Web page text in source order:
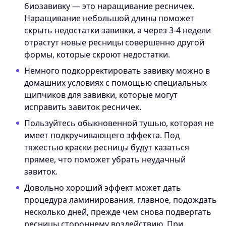
биозавивку — это наращивание ресничек.
Наращивание небольшой длины поможет
скрыть недостатки завивки, а через 3-4 недели
отрастут новые ресницы совершенно другой
формы, которые скроют недостатки.
Немного подкорректировать завивку можно в
домашних условиях с помощью специальных
щипчиков для завивки, которые могут
исправить завиток ресничек.
Пользуйтесь обыкновенной тушью, которая не
имеет подкручивающего эффекта. Под
тяжестью краски ресницы будут казаться
прямее, что поможет убрать неудачный
завиток.
Довольно хороший эффект может дать
процедура ламинирования, главное, подождать
несколько дней, прежде чем снова подвергать
ресницы стороннему воздействию. При